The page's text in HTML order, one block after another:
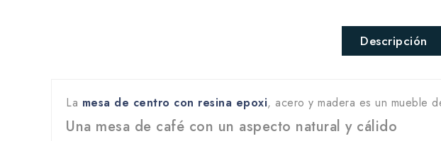
Descripción
La mesa de centro con resina epoxi, acero y madera es un mueble
Una mesa de café con un aspecto natural y cálido